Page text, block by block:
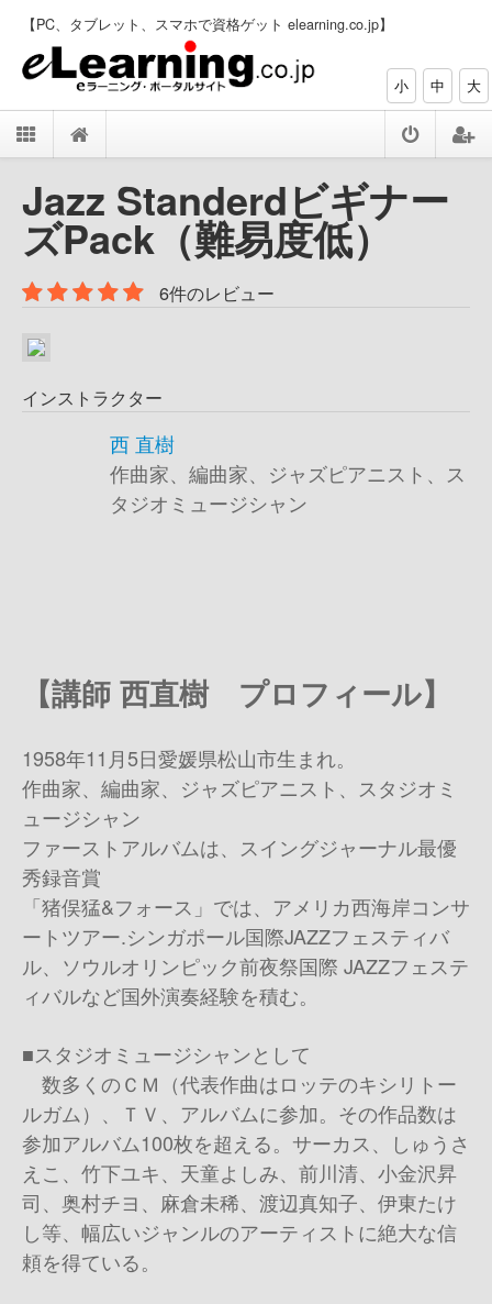
【PC、タブレット、スマホで資格ゲット elearning.co.jp】
小 中 大
Jazz Standerdビギナー
ズPack（難易度低）
6件のレビュー
インストラクター
西 直樹
作曲家、編曲家、ジャズピアニスト、ス
タジオミュージシャン
【講師 西直樹 プロフィール】
1958年11月5日愛媛県松山市生まれ。
作曲家、編曲家、ジャズピアニスト、スタジオミ
ュージシャン
ファーストアルバムは、スイングジャーナル最優
秀録音賞
「猪俣猛&フォース」では、アメリカ西海岸コンサ
ートツアー.シンガポール国際JAZZフェスティバ
ル、ソウルオリンピック前夜祭国際 JAZZフェステ
ィバルなど国外演奏経験を積む。
■スタジオミュージシャンとして
数多くのＣＭ（代表作曲はロッテのキシリトー
ルガム）、ＴＶ、アルバムに参加。その作品数は
参加アルバム100枚を超える。サーカス、しゅうさ
えこ、竹下ユキ、天童よしみ、前川清、小金沢昇
司、奥村チヨ、麻倉未稀、渡辺真知子、伊東たけ
し等、幅広いジャンルのアーティストに絶大な信
頼を得ている。